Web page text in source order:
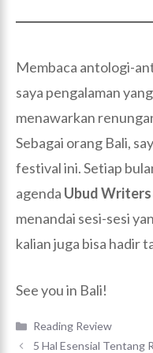
Membaca antologi-
saya pengalaman
menawarkan
Sebagai orang Bali,
festival ini. Setiap
agenda Ubud Writers
menandai sesi-sesi
kalian juga bisa hadir
See you in Bali!
Categories
Reading Review
5 Hal Esensial Tentang